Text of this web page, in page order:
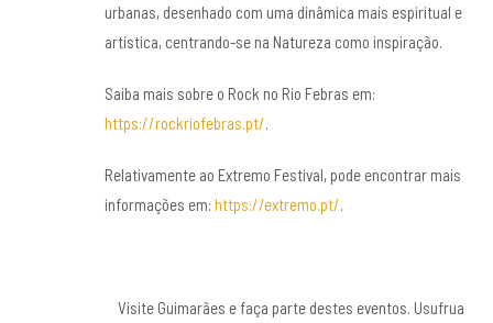
urbanas, desenhado com uma dinâmica mais espiritual e
artística, centrando-se na Natureza como inspiração.
Saiba mais sobre o Rock no Rio Febras em:
https://rockriofebras.pt/.
Relativamente ao Extremo Festival, pode encontrar mais
informações em: https://extremo.pt/.
Visite Guimarães e faça parte destes eventos. Usufrua